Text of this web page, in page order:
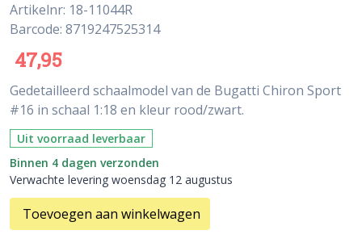
Artikelnr: 18-11044R
Barcode: 8719247525314
47,95
Gedetailleerd schaalmodel van de Bugatti Chiron Sport
#16 in schaal 1:18 en kleur rood/zwart.
Uit voorraad leverbaar
Binnen 4 dagen verzonden
Verwachte levering woensdag 12 augustus
Toevoegen aan winkelwagen